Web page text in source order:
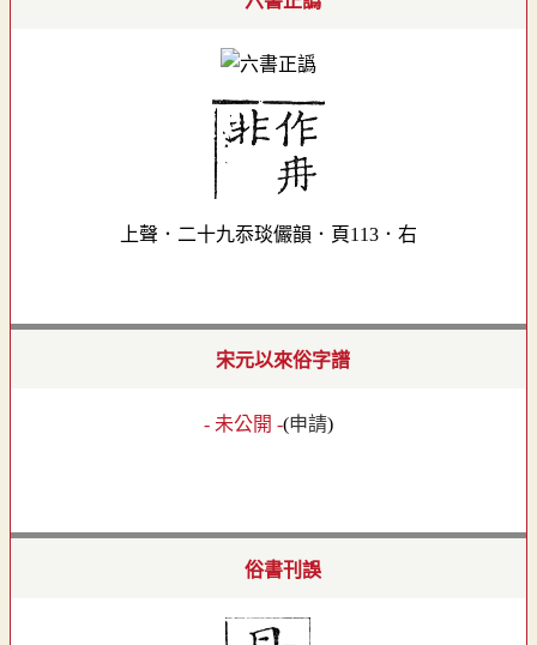
上聲．二十九忝琰儼韻．頁113．右
宋元以來俗字譜
- 未公開 -(申請)
俗書刊誤